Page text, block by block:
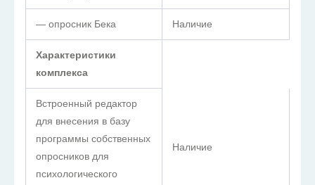
— опросник Бека Наличие
Характеристики
комплекса
Встроенный редактор
для внесения в базу
программы собственных
опросников для
психологического
Наличие